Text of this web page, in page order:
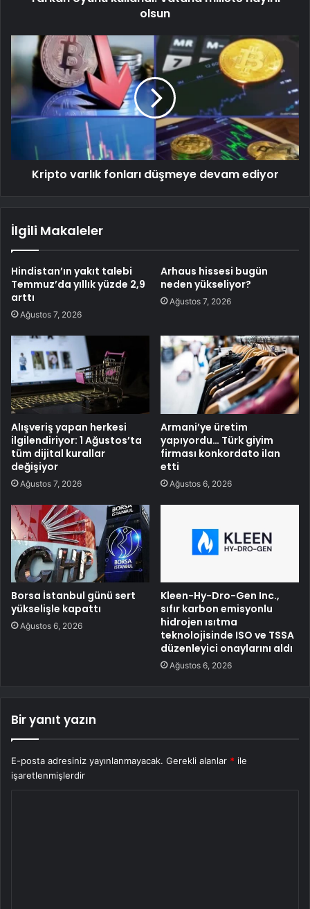
olsun
Kripto varlık fonları düşmeye devam ediyor
İlgili Makaleler
Hindistan’ın yakıt talebi
Temmuz’da yıllık yüzde 2,9
arttı
Ağustos 7, 2026
Arhaus hissesi bugün
neden yükseliyor?
Ağustos 7, 2026
Alışveriş yapan herkesi
ilgilendiriyor: 1 Ağustos’ta
tüm dijital kurallar
değişiyor
Ağustos 7, 2026
Armani’ye üretim
yapıyordu… Türk giyim
firması konkordato ilan
etti
Ağustos 6, 2026
Borsa İstanbul günü sert
yükselişle kapattı
Ağustos 6, 2026
Kleen-Hy-Dro-Gen Inc.,
sıfır karbon emisyonlu
hidrojen ısıtma
teknolojisinde ISO ve TSSA
düzenleyici onaylarını aldı
Ağustos 6, 2026
Bir yanıt yazın
E-posta adresiniz yayınlanmayacak. Gerekli alanlar * ile
işaretlenmişlerdir